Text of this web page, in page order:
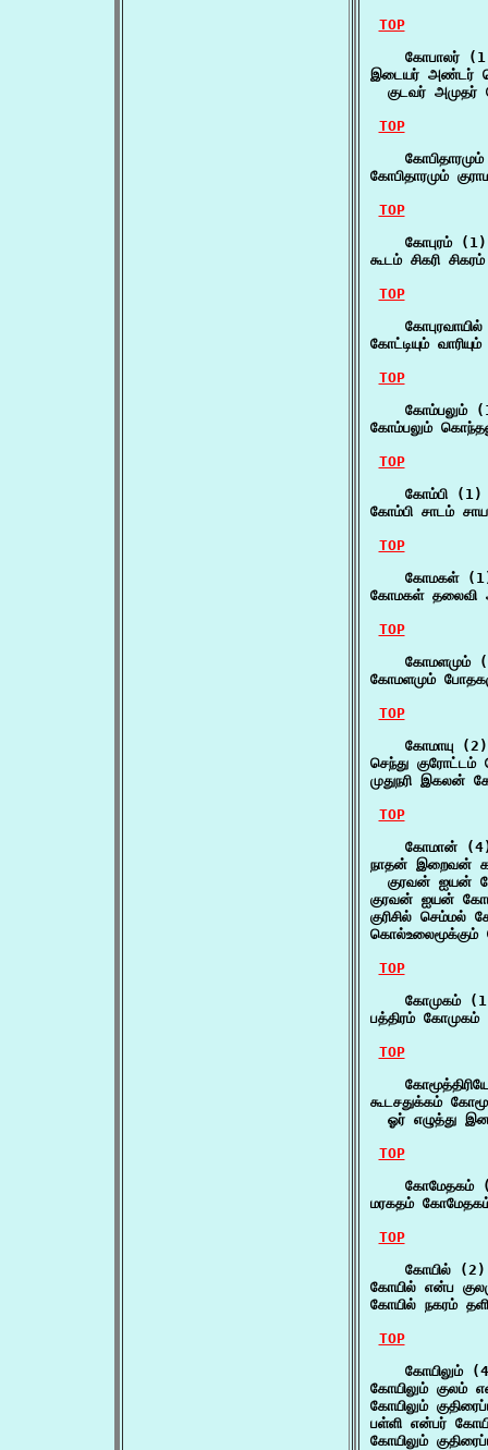
TOP
கோபாலர்
இடையர் அண்டர்
குடவர்
TOP
கோபிதாரமும்
TOP
    கோபுரம் (1)
கூடம் சிகரி
TOP
கோபுரவாயில்
கோட்டியும்
TOP
கோம்பலும்
கோம்பலும்
TOP
    கோம்பி (1)
கோம்பி சாடம்
TOP
கோமகள்
கோமகள்
TOP
கோமளமும்
கோமளமும்
TOP
    கோமாயு (2)
செந்து குரோட்டம்
முதுநரி இகலன்
TOP
கோமான்
நாதன் இறைவன்
குரவன் ஐயன்
குரவன் ஐயன்
குரிசில்
TOP
கோமுகம்
பத்திரம்
TOP
கூடசதுக்கம்
ஓர் எழுத்து
TOP
கோமேதகம்
மரகதம்
TOP
    கோயில் (2)
கோயில் என்ப
கோயில் நகரம்
TOP
கோயிலும்
கோயிலும் குலம்
கோயிலும்
பள்ளி என்பர்
கோயிலும்